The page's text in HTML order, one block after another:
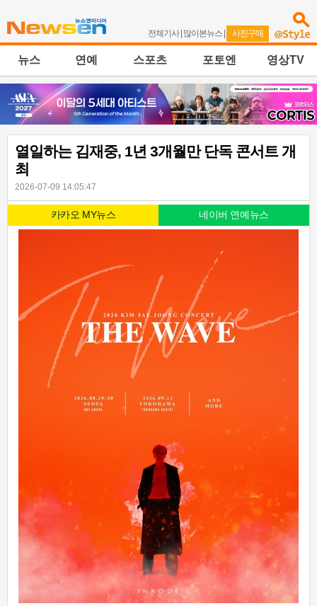
전체기사| 많이본뉴스 | 사진구매
뉴스 연예 스포츠 포토엔 영상TV
열일하는 김재중, 1년 3개월만 단독 콘서트 개
최
2026-07-09 14:05:47
카카오 MY뉴스 네이버 연예뉴스